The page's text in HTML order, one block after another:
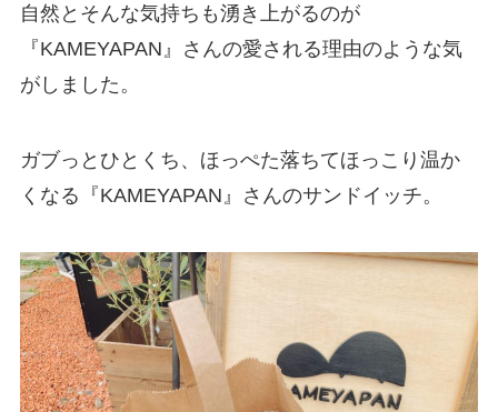
自然とそんな気持ちも湧き上がるのが
『KAMEYAPAN』さんの愛される理由のような気
がしました。
ガブっとひとくち、ほっぺた落ちてほっこり温か
くなる『KAMEYAPAN』さんのサンドイッチ。